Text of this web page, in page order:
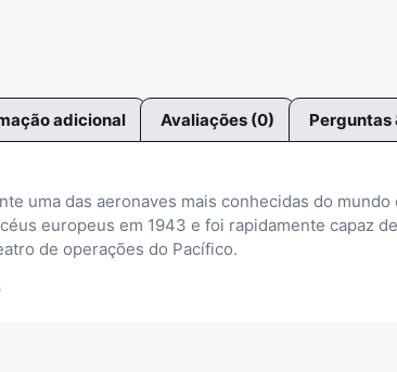
adicional Avaliações (0) Perguntas
uma das aeronaves mais conhecidas do
europeus em 1943 e foi rapidamente capaz
de operações do Pacífico.